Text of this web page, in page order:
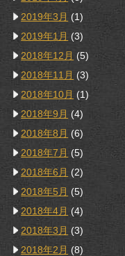
2019年3月 (1)
2019年1月 (3)
2018年12月 (5)
2018年11月 (3)
2018年10月 (1)
2018年9月 (4)
2018年8月 (6)
2018年7月 (5)
2018年6月 (2)
2018年5月 (5)
2018年4月 (4)
2018年3月 (3)
2018年2月 (8)